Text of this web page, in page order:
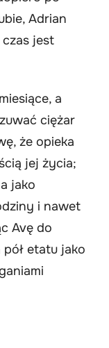
Adrian
czas jest
a
ciężar
że opieka
jej życia;
jako
i nawet
Avę do
etatu jako